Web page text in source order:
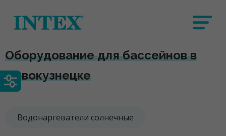
Оборудование для бассейнов в
Новокузнецке
Водонаргеватели солнечные